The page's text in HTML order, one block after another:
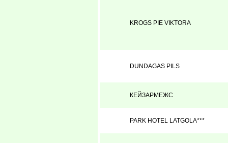
KROGS PIE VIKTORA
DUNDAGAS PILS
КЕЙЗАРМЕЖС
PARK HOTEL LATGOLA***